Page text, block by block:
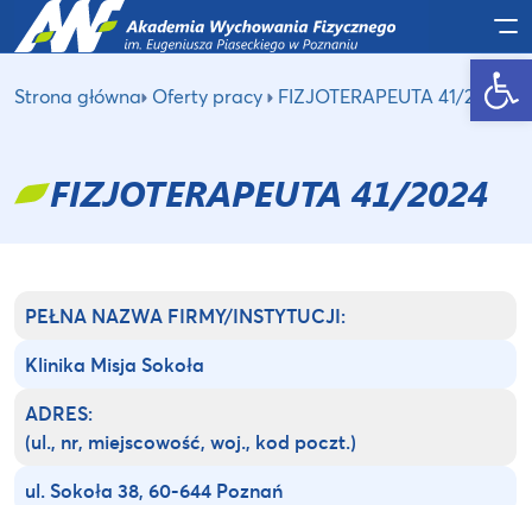
Otwórz pasek narzędzi
Strona główna Oferty pracy FIZJOTERAPEUTA 41/2024
FIZJOTERAPEUTA 41/2024
PEŁNA NAZWA FIRMY/INSTYTUCJI:
Klinika Misja Sokoła
ADRES:
(ul., nr, miejscowość, woj., kod poczt.)
ul. Sokoła 38, 60-644 Poznań